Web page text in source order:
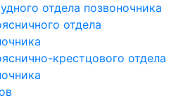
отдела позвоночника
отдела
крестцового отдела